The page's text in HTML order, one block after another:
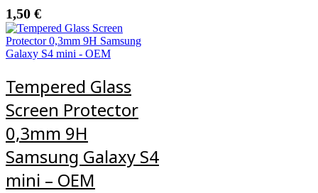
1,50 €
Tempered Glass
Screen Protector
0,3mm 9H
Samsung Galaxy S4
mini – OEM